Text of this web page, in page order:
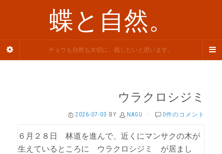
蝶と自然。
チョウも自然も大切に、残したいと思います。
ウラクロシジミ
2026-07-03 BY NAGU · 0件のコメント
６月２８日 林道を進んで、近くにマンサクの木が
生えているところに ウラクロシジミ が居まし